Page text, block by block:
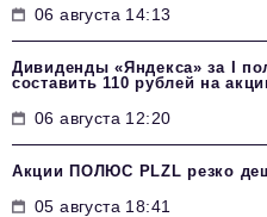
06 августа 14:13
Дивиденды «Яндекса» за I
составить 110 рублей на
06 августа 12:20
Акции ПОЛЮС PLZL резко
05 августа 18:41